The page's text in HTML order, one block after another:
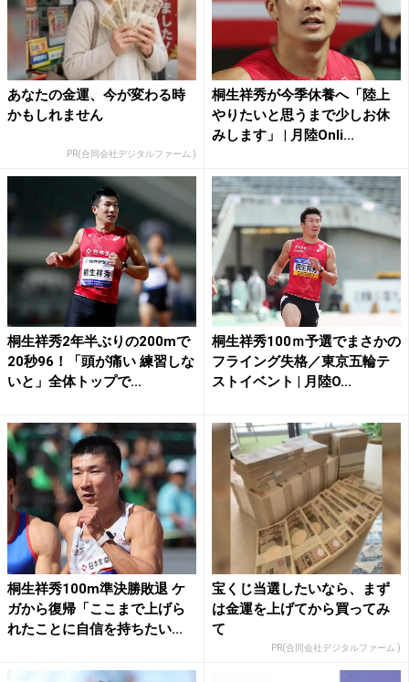
あなたの金運、今が変わる時
かもしれません
PR(合同会社デジタルファーム )
桐生祥秀が今季休養へ「陸上
やりたいと思うまで少しお休
みします」 | 月陸Onli...
桐生祥秀2年半ぶりの200mで
20秒96！「頭が痛い 練習しな
いと」全体トップで...
桐生祥秀100ｍ予選でまさかの
フライング失格／東京五輪テ
ストイベント | 月陸O...
桐生祥秀100m準決勝敗退 ケ
ガから復帰「ここまで上げら
れたことに自信を持ちたい...
宝くじ当選したいなら、まず
は金運を上げてから買ってみ
て
PR(合同会社デジタルファーム )